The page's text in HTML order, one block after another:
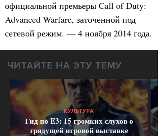
официальной премьеры Call of Duty:
Advanced Warfare, заточенной под
сетевой режим. — 4 ноября 2014 года.
ЧИТАЙТЕ НА ЭТУ ТЕМУ
КУЛЬТУРА
Гид по E3: 15 громких слухов о
грядущей игровой выставке